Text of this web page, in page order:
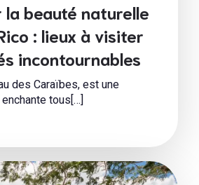
la beauté naturelle
: lieux à visiter
incontournables
des Caraïbes, est une
tous[…]